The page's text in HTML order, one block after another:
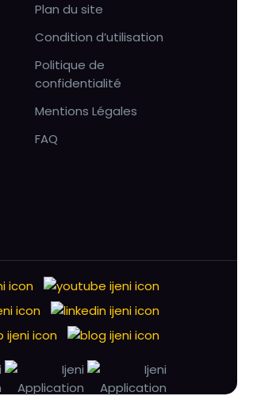
Plan du site
Condition d’utilisation
Politique de
confidentialité
Mentions Légales
FAQ